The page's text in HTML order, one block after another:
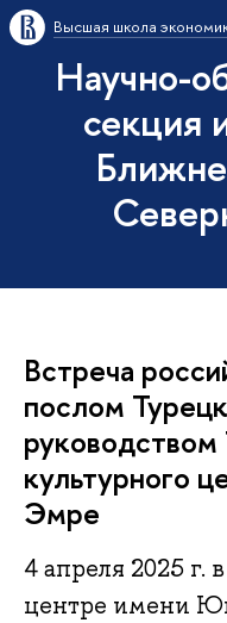
Высшая школа
Научно-
секция
Встреча
послом
руководством
культурного
Эмре
4 апреля 2025 г.
центре имени